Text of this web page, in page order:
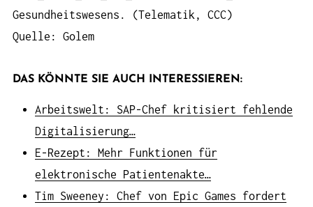
Gesundheitswesens. (Telematik, CCC)
Quelle: Golem
DAS KÖNNTE SIE AUCH INTERESSIEREN:
Arbeitswelt: SAP-Chef kritisiert fehlende
Digitalisierung…
E-Rezept: Mehr Funktionen für
elektronische Patientenakte…
Tim Sweeney: Chef von Epic Games fordert